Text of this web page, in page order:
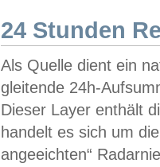
24 Stunden
Als Quelle dient ein
gleitende 24h-
Dieser Layer enthält
handelt es sich um
angeeichten“